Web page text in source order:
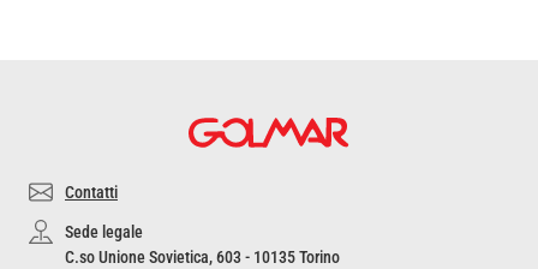
Contatti
Sede legale
C.so Unione Sovietica, 603 - 10135 Torino